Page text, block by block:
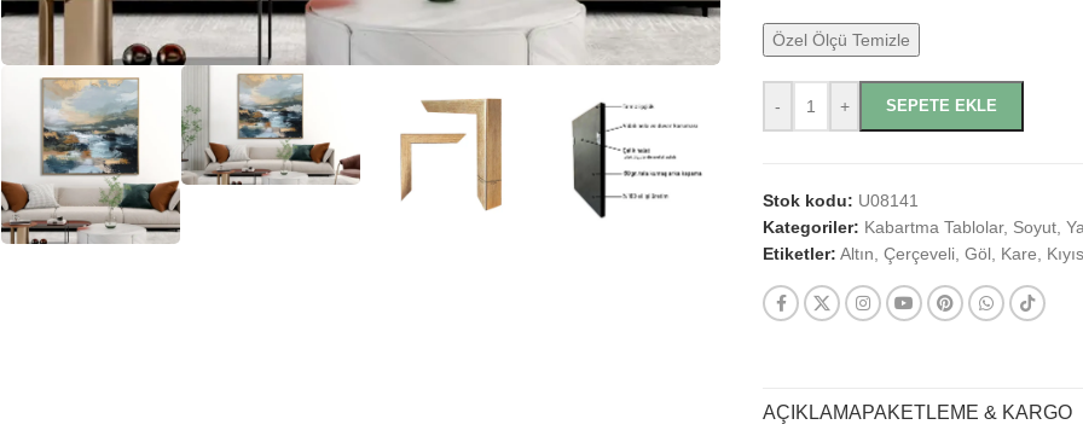
Özel Ölçü Temizle
- + SEPETE EKLE
Stok kodu: U08141
Kategoriler: Kabartma Tablolar, Soyut
Etiketler: Altın Çerçeveli Göl Kare
AÇIKLAMAPAKETLEME & KARGO